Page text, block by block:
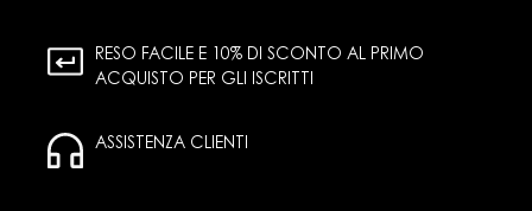
RESO FACILE E 10% DI SCONTO AL PRIMO
ACQUISTO PER GLI ISCRITTI
ASSISTENZA CLIENTI